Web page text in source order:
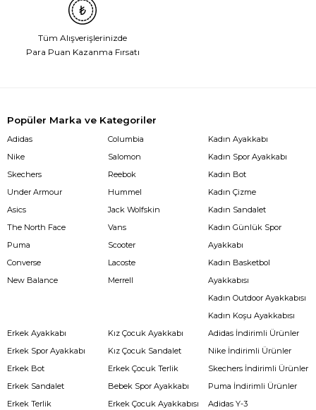
Tüm Alışverişlerinizde
Para Puan Kazanma Fırsatı
Popüler Marka ve Kategoriler
Adidas
Nike
Skechers
Under Armour
Asics
The North Face
Puma
Converse
New Balance
Columbia
Salomon
Reebok
Hummel
Jack Wolfskin
Vans
Scooter
Lacoste
Merrell
Kadın Ayakkabı
Kadın Spor Ayakkabı
Kadın Bot
Kadın Çizme
Kadın Sandalet
Kadın Günlük Spor
Ayakkabı
Kadın Basketbol
Ayakkabısı
Kadın Outdoor Ayakkabısı
Kadın Koşu Ayakkabısı
Erkek Ayakkabı
Erkek Spor Ayakkabı
Erkek Bot
Erkek Sandalet
Erkek Terlik
Kız Çocuk Ayakkabı
Kız Çocuk Sandalet
Erkek Çocuk Terlik
Bebek Spor Ayakkabı
Erkek Çocuk Ayakkabısı
Adidas İndirimli Ürünler
Nike İndirimli Ürünler
Skechers İndirimli Ürünler
Puma İndirimli Ürünler
Adidas Y-3